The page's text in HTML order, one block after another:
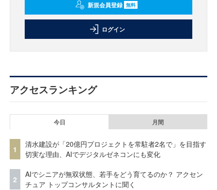
新規会員登録 無料
ログイン
アクセスランキング
今日 月間
1
清水建設が「20億円プロジェクトを常駐者2名で」を目指す
切実な理由、AIでデジタルゼネコンにも変化
2
AIでシニアが無双状態、若手をどう育てるのか？ アクセン
チュア トップコンサルタントに聞く